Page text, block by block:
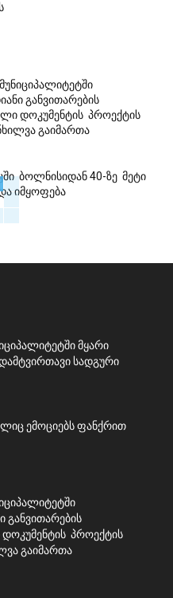
განვითარების
დოკუმენტის პროექტის
გაიმართა
ბოლნისიდან 40-ზე მეტი
იმყოფება
მყარი
სადგური
ემოციებს ფანქრით
განვითარების
პროექტის
გაიმართა